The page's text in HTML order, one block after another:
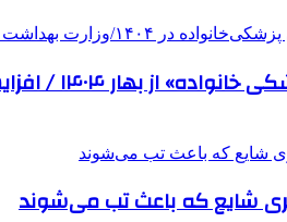
۱۴۰۴ / افزایش ۴۶ درصدی تعرفه‌های پزشکی